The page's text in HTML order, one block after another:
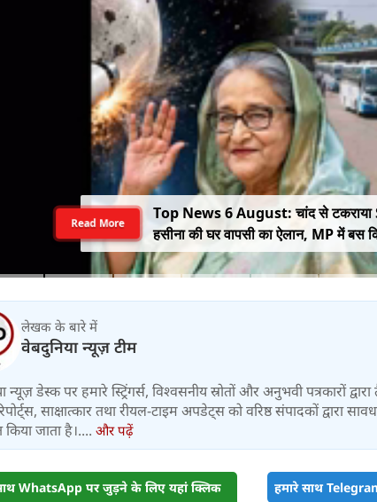
Top News 6 August: चांद से
हसीना की घर वापसी का ऐलान, MP में बस
Read More
लेखक के बारे में
वेबदुनिया न्यूज़ टीम
न्यूज़ डेस्क पर हमारे स्ट्रिंगर्स, विश्वसनीय स्रोतों और अनुभवी पत्रकारों द्वारा
साक्षात्कार तथा रीयल-टाइम अपडेट्स को वरिष्ठ संपादकों द्वारा
किया जाता है।.... और पढ़ें
WhatsApp पर जुड़ने के लिए यहां क्लिक
हमारे साथ